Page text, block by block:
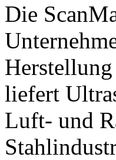
Die
liefert
Luft- und